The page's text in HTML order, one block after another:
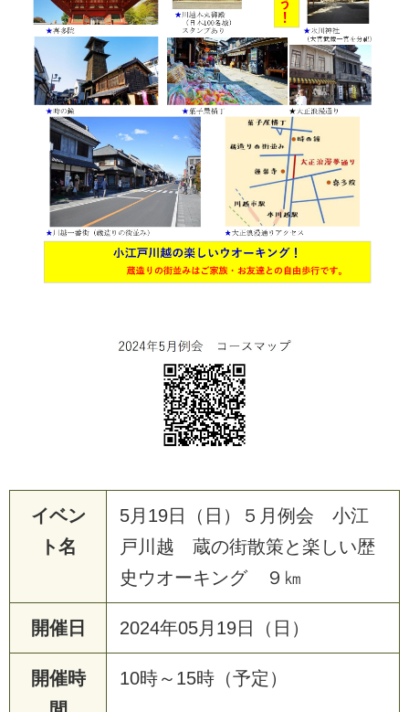
イベン
ト名
5月19日（日）５月例会 小江
戸川越 蔵の街散策と楽しい歴
史ウオーキング ９㎞
開催日 2024年05月19日（日）
開催時
10時～15時（予定）